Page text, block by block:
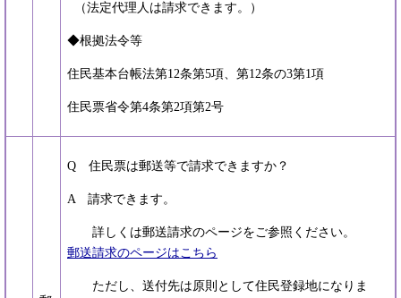
（法定代理人は請求できます。）
◆根拠法令等
住民基本台帳法第12条第5項、第12条の3第1項
住民票省令第4条第2項第2号
Q 住民票は郵送等で請求できますか？
A 請求できます。
詳しくは郵送請求のページをご参照ください。
郵送請求のページはこちら
ただし、送付先は原則として住民登録地になりま